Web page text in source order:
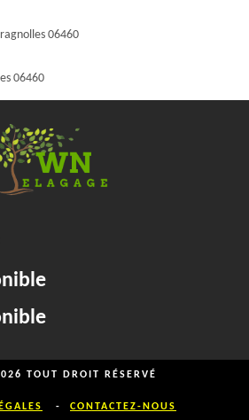
06460
06460
TOUT DROIT RÉSERVÉ
- CONTACTEZ-NOUS